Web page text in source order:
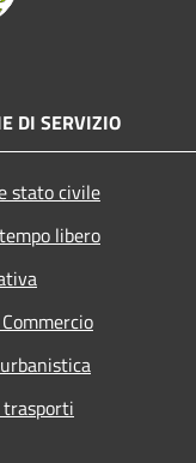
DI SERVIZIO
stato civile
libero